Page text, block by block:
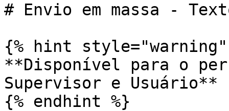
# Envio em massa -
{% hint style="warning"
**Disponível para o
Supervisor e Usuário**
{% endhint %}